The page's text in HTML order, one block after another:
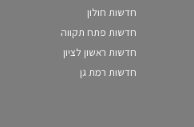
חדשות חולון
חדשות פתח תקווה
חדשות ראשון לציון
חדשות רמת גן